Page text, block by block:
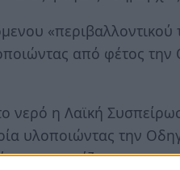
«περιβαλλοντικού
από φέτος την
νερό η Λαϊκή
υλοποιώντας την
ως